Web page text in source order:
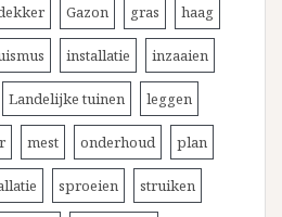
Gazon gras haag
installatie inzaaien
Landelijke tuinen leggen
mest onderhoud plan
sproeien struiken